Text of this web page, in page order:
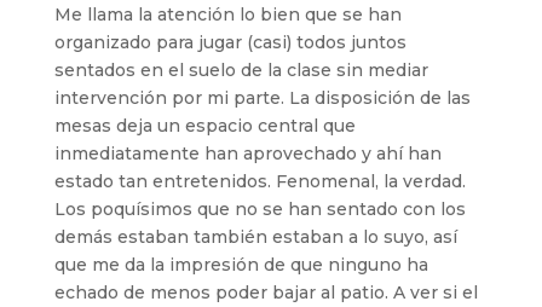
Me llama la atención lo bien que se han
organizado para jugar (casi) todos juntos
sentados en el suelo de la clase sin mediar
intervención por mi parte. La disposición de las
mesas deja un espacio central que
inmediatamente han aprovechado y ahí han
estado tan entretenidos. Fenomenal, la verdad.
Los poquísimos que no se han sentado con los
demás estaban también estaban a lo suyo, así
que me da la impresión de que ninguno ha
echado de menos poder bajar al patio. A ver si el